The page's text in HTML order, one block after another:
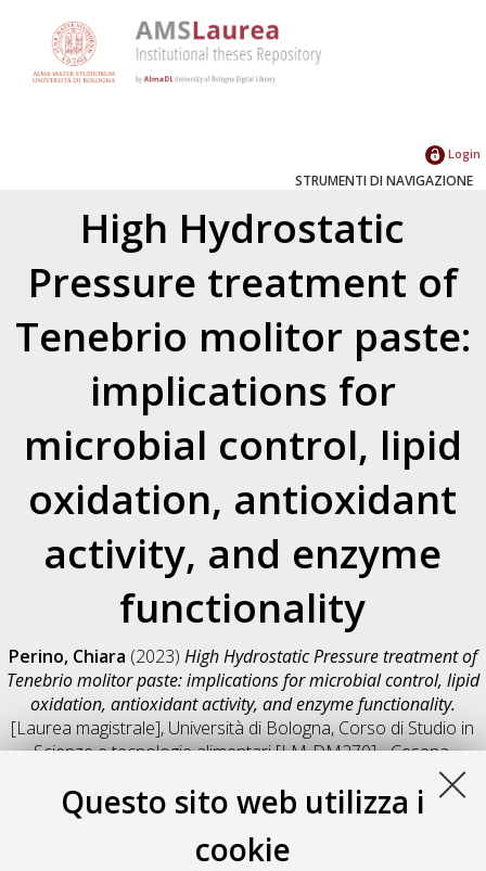
Questo sito web utilizza i
cookie
Login
STRUMENTI DI NAVIGAZIONE
High Hydrostatic
Pressure treatment of
Tenebrio molitor paste:
implications for
microbial control, lipid
oxidation, antioxidant
activity, and enzyme
functionality
Perino, Chiara (2023) High Hydrostatic Pressure treatment of
Tenebrio molitor paste: implications for microbial control, lipid
oxidation, antioxidant activity, and enzyme functionality.
[Laurea magistrale], Università di Bologna, Corso di Studio in
Scienze e tecnologie alimentari [LM-DM270] - Cesena,
Salva citazione
Condividi
Il full-text non è disponibile per scelta dell'autore. (